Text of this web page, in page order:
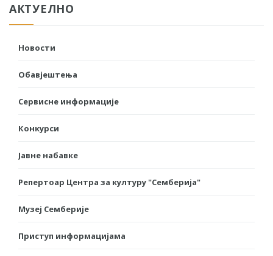
АКТУЕЛНО
Новости
Обавјештења
Сервисне информације
Конкурси
Јавне набавке
Репертоар Центра за културу "Семберија"
Музеј Семберије
Приступ информацијама